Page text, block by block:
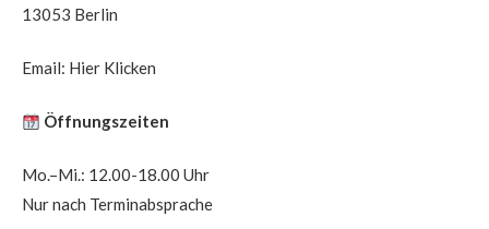
13053 Berlin
Email: Hier Klicken
Öffnungszeiten
Mo.–Mi.: 12.00-18.00 Uhr
Nur nach Terminabsprache